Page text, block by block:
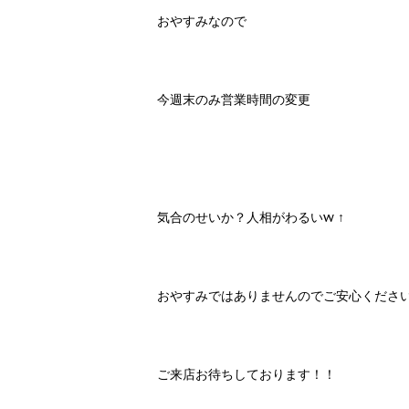
おやすみなので
今週末のみ営業時間の変更
気合のせいか？人相がわるいw ↑
おやすみではありませんのでご安心くださ
ご来店お待ちしております！！